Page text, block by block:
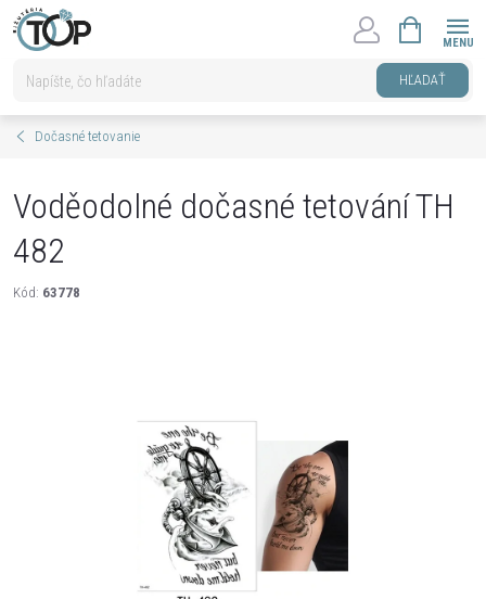
Prejsť
na
HĽADAŤ
KOŠÍK
Dočasné tetovanie
Voděodolné dočasné tetování TH
482
Kód: 63778